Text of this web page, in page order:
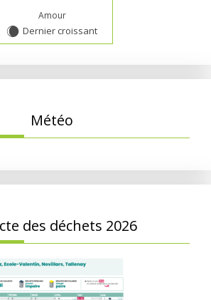
Amour
X Dernier croissant
Météo
des déchets 2026